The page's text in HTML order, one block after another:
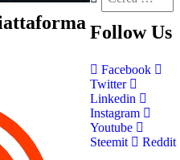
Follow Us
Facebook
Twitter
Linkedin
Instagram
Youtube
Steemit
Reddit